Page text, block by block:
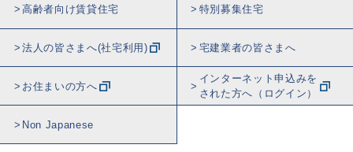
高齢者向け賃貸住宅 特別募集住宅
法人の皆さまへ(社宅利用) 宅建業者の皆さまへ
お住まいの方へ
インターネット申込みを
された方へ（ログイン）
Non Japanese